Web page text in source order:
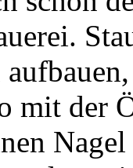
mit der